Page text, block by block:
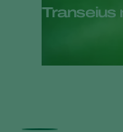
Transeius